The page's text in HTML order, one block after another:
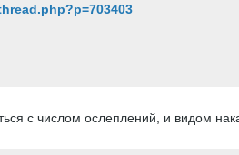
с числом ослеплений, и видом